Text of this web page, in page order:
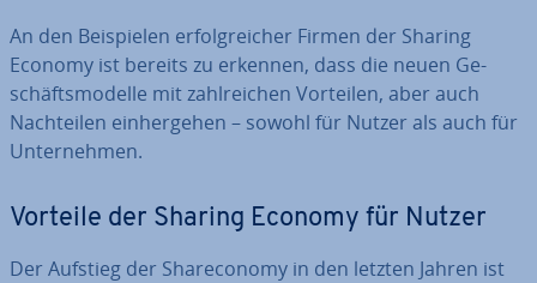
An den Bei­spie­len er­folg­rei­cher Firmen der Sharing
Economy ist bereits zu erkennen, dass die neuen Ge­
schäfts­mo­del­le mit zahl­rei­chen Vorteilen, aber auch
Nach­tei­len ein­her­ge­hen – sowohl für Nutzer als auch für
Un­ter­neh­men.
Vorteile der Sharing Economy für Nutzer
Der Aufstieg der Share­co­no­my in den letzten Jahren ist